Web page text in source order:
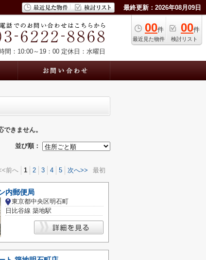
最終更新：2026年08月09日
00件
最近見た物件
00件
検討リスト
間：10:00～19：00 定休日：水曜日
きません。
並び順：
前へ 1 2 3 4 5 次へ>> 最初
内郵便局
東京都中央区明石町
日比谷線 築地駅